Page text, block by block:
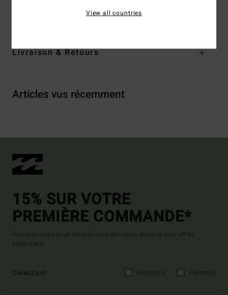
Traçabilité du produit (Loi Agec)
Livraison & Retours
Articles vus récemment
15% SUR VOTRE
PREMIÈRE COMMANDE*
Abonnez-vous pour recevoir nos dernières actus et nos offres
exclusives.
Collection
View all countries